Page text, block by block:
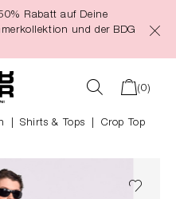
Rabatt auf Deine
und der BDG
(0)
Shirts & Tops Crop Top